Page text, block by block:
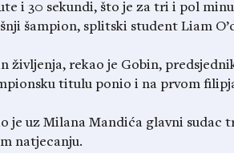
i 30 sekundi, što je za tri i pol
šampion, splitski student Liam
življenja, rekao je Gobin,
titulu ponio i na prvom
je uz Milana Mandića glavni sudac
natjecanju.